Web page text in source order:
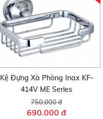
Kệ Đựng Xà Phòng Inax KF-
414V ME Series
750.000 đ
690.000 đ